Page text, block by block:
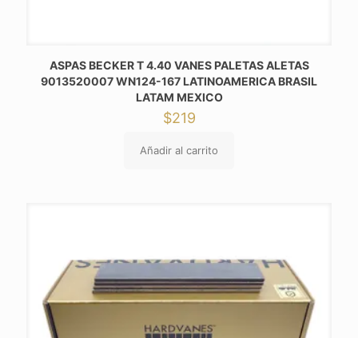
ASPAS BECKER T 4.40 VANES PALETAS ALETAS
9013520007 WN124-167 LATINOAMERICA BRASIL
LATAM MEXICO
$219
Añadir al carrito